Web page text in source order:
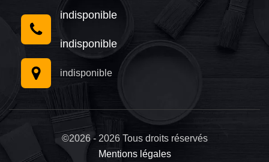
indisponible
indisponible
indisponible
©2026 - 2026 Tous droits réservés
Mentions légales